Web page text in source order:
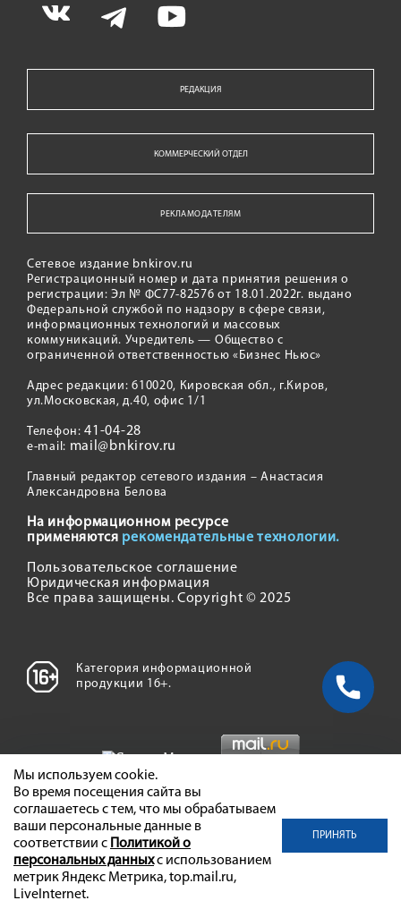
РЕДАКЦИЯ
КОММЕРЧЕСКИЙ ОТДЕЛ
РЕКЛАМОДАТЕЛЯМ
Сетевое издание bnkirov.ru
Регистрационный номер и дата принятия решения о
регистрации: Эл № ФС77-82576 от 18.01.2022г. выдано
Федеральной службой по надзору в сфере связи,
информационных технологий и массовых
коммуникаций. Учредитель — Общество с
ограниченной ответственностью «Бизнес Ньюс»
Адрес редакции: 610020, Кировская обл., г.Киров,
ул.Московская, д.40, офис 1/1
Телефон:41-04-28
e-mail: mail@bnkirov.ru
Главный редактор сетевого издания – Анастасия
Александровна Белова
На информационном ресурсе
применяются рекомендательные технологии.
Пользовательское соглашение
Юридическая информация
Все права защищены. Copyright © 2025
Категория информационной
продукции 16+.
Мы используем cookie.
Во время посещения сайта вы
соглашаетесь с тем, что мы обрабатываем
ваши персональные данные в
соответствии с Политикой о
персональных данныхс использованием
метрик Яндекс Метрика, top.mail.ru,
LiveInternet.
ПРИНЯТЬ